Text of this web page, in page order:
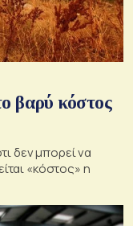
βαρύ κόστος
δεν μπορεί να
«κόστος» η